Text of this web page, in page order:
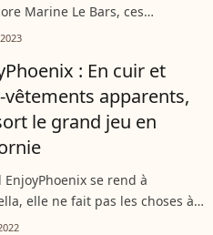
Marine Le Bars, ces
années une nouvelle vague
le monde de l'influence et de
: En cuir et
vêtements apparents,
le grand jeu en
EnjoyPhoenix se rend à
elle ne fait pas les choses à
look ! En Californie depuis